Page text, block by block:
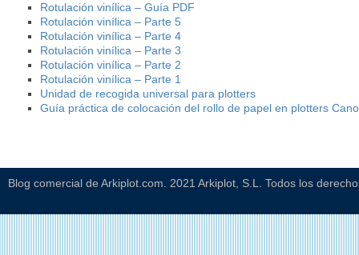
Rotulación vinílica – Guía PDF
Rotulación vinílica – Parte 5
Rotulación vinílica – Parte 4
Rotulación vinílica – Parte 3
Rotulación vinílica – Parte 2
Rotulación vinílica – Parte 1
Unidad de recogida universal para plotters
Guía práctica de colocación del rollo de papel en plotters
Blog comercial de Arkiplot.com. 2021 Arkiplot, S.L. Todos los